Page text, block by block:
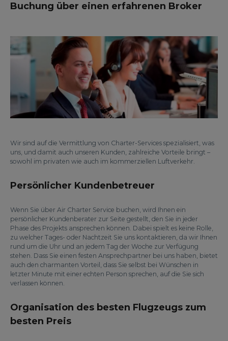
Buchung über einen erfahrenen Broker
Wir sind auf die Vermittlung von Charter-Services spezialisiert, was
uns, und damit auch unseren Kunden, zahlreiche Vorteile bringt –
sowohl im privaten wie auch im kommerziellen Luftverkehr.
Persönlicher Kundenbetreuer
Wenn Sie über Air Charter Service buchen, wird Ihnen ein
persönlicher Kundenberater zur Seite gestellt, den Sie in jeder
Phase des Projekts ansprechen können. Dabei spielt es keine Rolle,
zu welcher Tages- oder Nachtzeit Sie uns kontaktieren, da wir Ihnen
rund um die Uhr und an jedem Tag der Woche zur Verfügung
stehen. Dass Sie einen festen Ansprechpartner bei uns haben, bietet
auch den charmanten Vorteil, dass Sie selbst bei Wünschen in
letzter Minute mit einer echten Person sprechen, auf die Sie sich
verlassen können.
Organisation des besten Flugzeugs zum
besten Preis